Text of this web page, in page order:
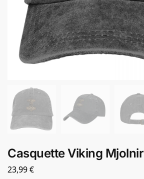
Casquette Viking Mjolnir
23,99€